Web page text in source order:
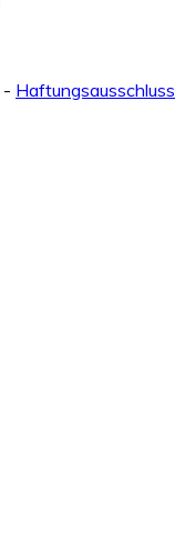
- Haftungsausschluss